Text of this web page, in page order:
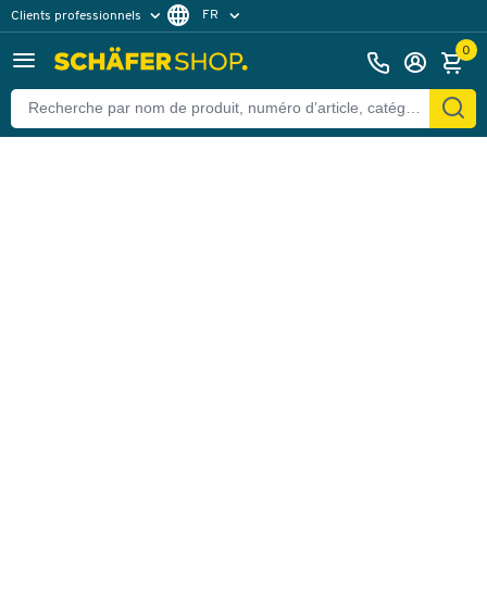
Clients professionnels
Clients particuliers
FR
0
Retour